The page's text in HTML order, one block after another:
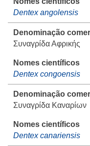
Dentex angolensis
Συναγρίδα Αφρικής
Dentex congoensis
Συναγρίδα Καναρίων
Dentex canariensis